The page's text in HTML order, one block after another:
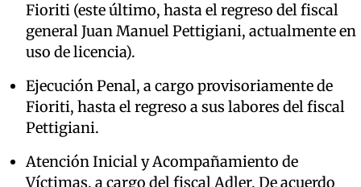
Fioriti (este último, hasta el regreso del fiscal
general Juan Manuel Pettigiani, actualmente en
uso de licencia).
Ejecución Penal, a cargo provisoriamente de
Fioriti, hasta el regreso a sus labores del fiscal
Pettigiani.
Atención Inicial y Acompañamiento de
Víctimas, a cargo del fiscal Adler. De acuerdo